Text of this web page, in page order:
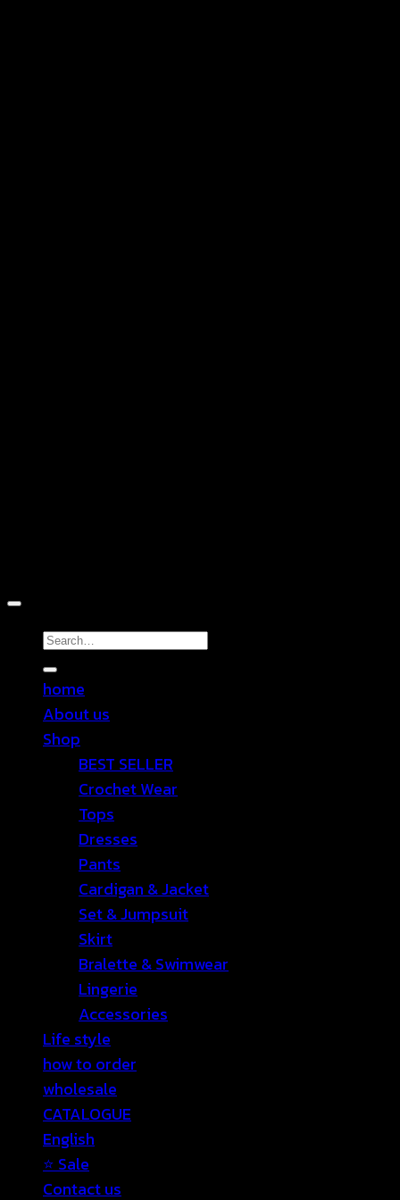
Search
for:
home
About us
Shop
BEST SELLER
Crochet Wear
Tops
Dresses
Pants
Cardigan & Jacket
Set & Jumpsuit
Skirt
Bralette & Swimwear
Lingerie
Accessories
Life style
how to order
wholesale
CATALOGUE
English
⭐ Sale
Contact us